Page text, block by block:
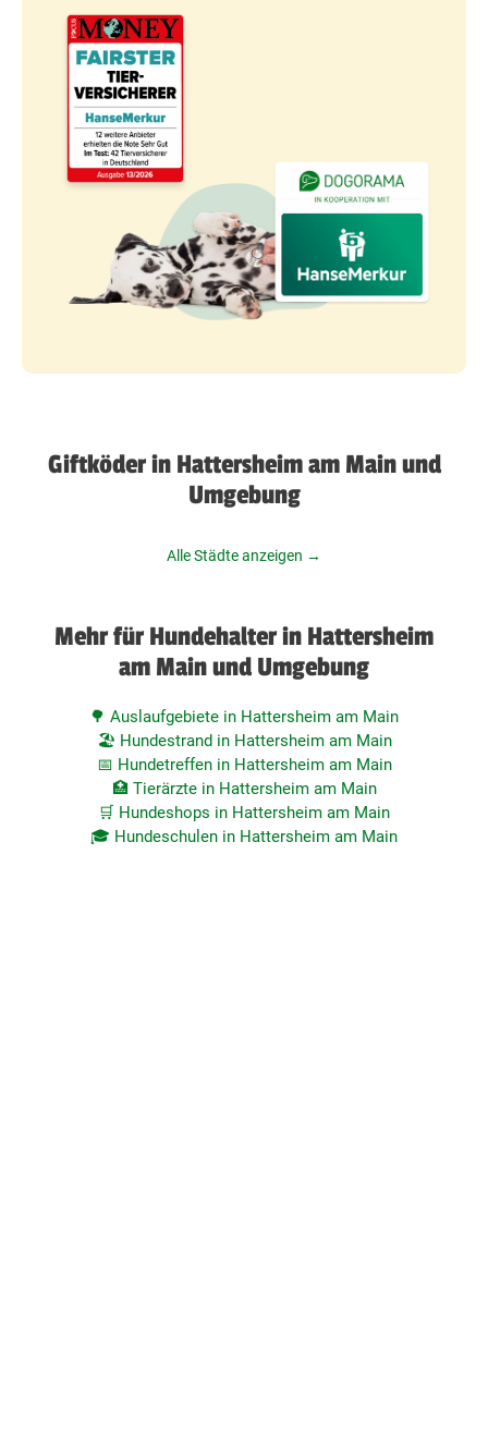
Giftköder in Hattersheim am Main und
Umgebung
Alle Städte anzeigen →
Mehr für Hundehalter in Hattersheim
am Main und Umgebung
🌳 Auslaufgebiete in Hattersheim am Main
🏖️ Hundestrand in Hattersheim am Main
📅 Hundetreffen in Hattersheim am Main
🏥 Tierärzte in Hattersheim am Main
🛒 Hundeshops in Hattersheim am Main
🎓 Hundeschulen in Hattersheim am Main